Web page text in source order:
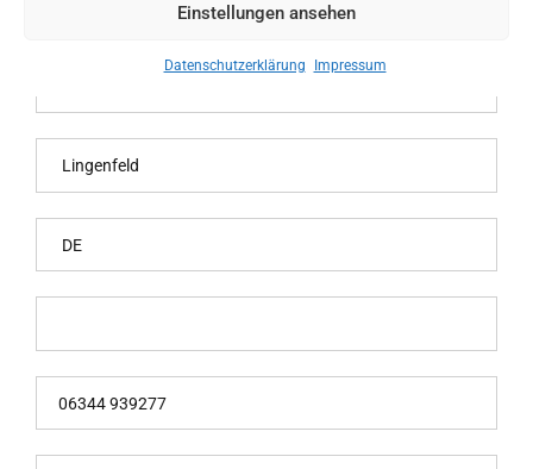
Einstellungen ansehen
Datenschutzerklärung Impressum